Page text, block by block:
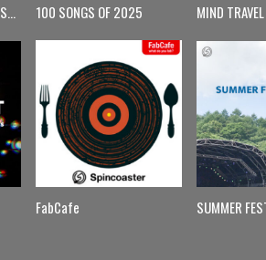
【月曜更新】Monday Spin 100 SONGS OF 2025
FabCafe
MIND TRAVEL
SUMMER